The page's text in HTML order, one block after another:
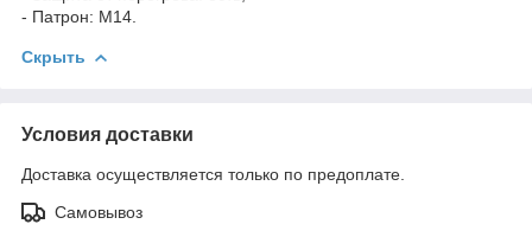
- Патрон: M14.
Скрыть
Условия доставки
Доставка осуществляется только по предоплате.
Самовывоз